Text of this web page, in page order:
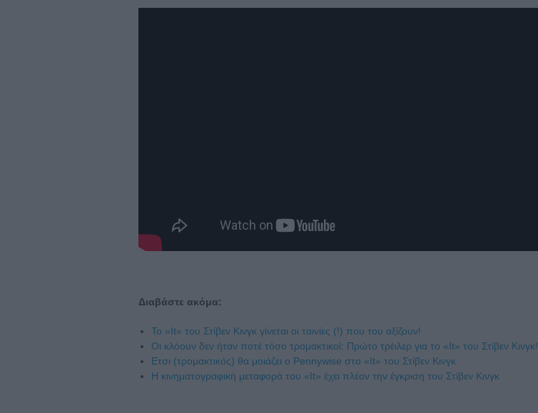
Διαβάστε ακόμα:
To «It» του Στίβεν Κινγκ γίνεται οι ταινίες (!) που του αξίζουν!
Οι κλόουν δεν ήταν ποτέ τόσο τρομακτικοί: Πρώτο τρέιλερ για το «It» του Στίβεν Κινγκ!
Ετσι (τρομακτικός) θα μοιάζει ο Pennywise στο «It» του Στίβεν Κινγκ
Η κινηματογραφική μεταφορά του «It» έχει πλέον την έγκριση του Στίβεν Κινγκ